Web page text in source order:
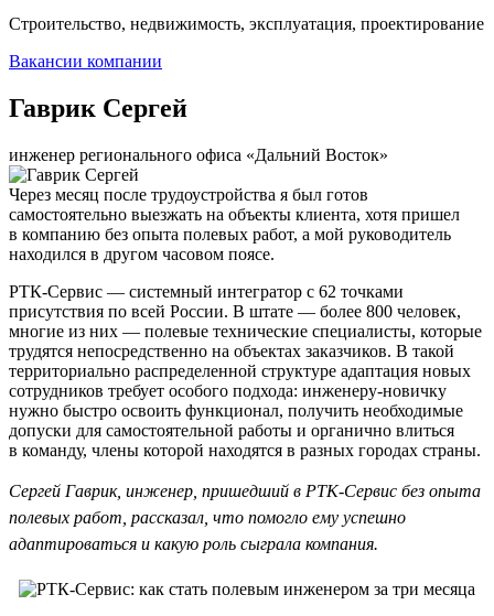
Строительство, недвижимость, эксплуатация, проектирование
Вакансии компании
Гаврик Сергей
инженер регионального офиса «Дальний Восток»
Через месяц после трудоустройства я был готов
самостоятельно выезжать на объекты клиента, хотя пришел
в компанию без опыта полевых работ, а мой руководитель
находился в другом часовом поясе.
РТК-Сервис — системный интегратор с 62 точками
присутствия по всей России. В штате — более 800 человек,
многие из них — полевые технические специалисты, которые
трудятся непосредственно на объектах заказчиков. В такой
территориально распределенной структуре адаптация новых
сотрудников требует особого подхода: инженеру-новичку
нужно быстро освоить функционал, получить необходимые
допуски для самостоятельной работы и органично влиться
в команду, члены которой находятся в разных городах страны.
Сергей Гаврик, инженер, пришедший в РТК-Сервис без опыта
полевых работ, рассказал, что помогло ему успешно
адаптироваться и какую роль сыграла компания.